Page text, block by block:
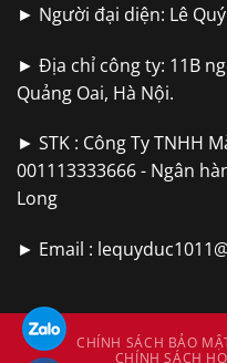
► Người đại diện: Lê
► Địa chỉ công ty: 11B
Quảng Oai, Hà Nội.
► STK : Công Ty TNHH
001113333666 - Ngân
Long
► Email :
CHÍNH SÁCH BẢO
CHÍNH SÁCH